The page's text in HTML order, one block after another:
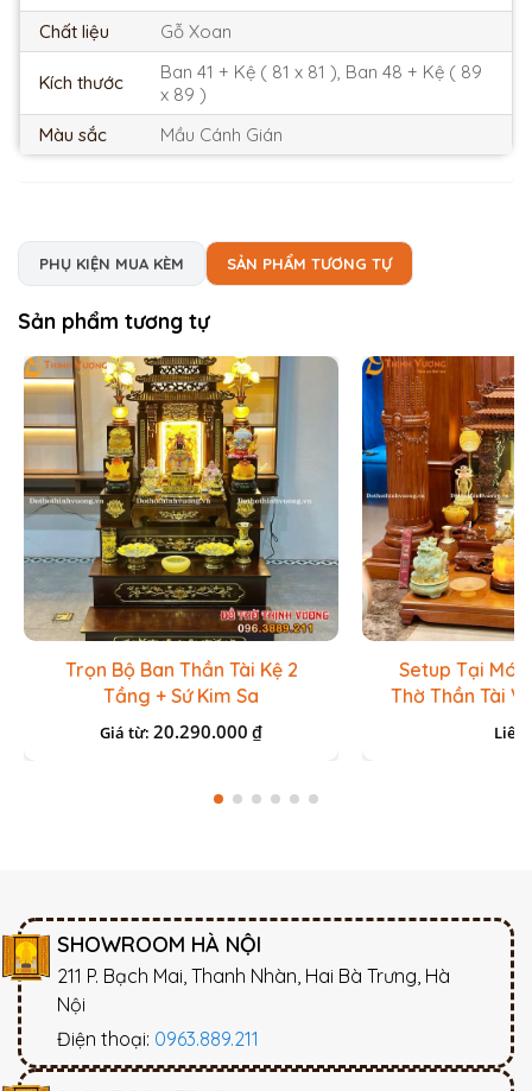
Chất liệu Gỗ Xoan
Kích thước
Ban 41 + Kệ ( 81 x 81 ), Ban 48 + Kệ ( 89
x 89 )
Màu sắc
Mầu Cánh Gián
PHỤ KIỆN MUA KÈM SẢN PHẨM TƯƠNG TỰ
Sản phẩm tương tự
Trọn Bộ Ban Thần Tài Kệ 2
Tầng + Sứ Kim Sa
Giá từ:20.290.000 ₫
Setup Tại
Thờ Thần Tài
Lưu Ly
Liên
SHOWROOM HÀ NỘI
211 P. Bạch Mai, Thanh Nhàn, Hai Bà Trưng, Hà
Nội
Điện thoại: 0963.889.211